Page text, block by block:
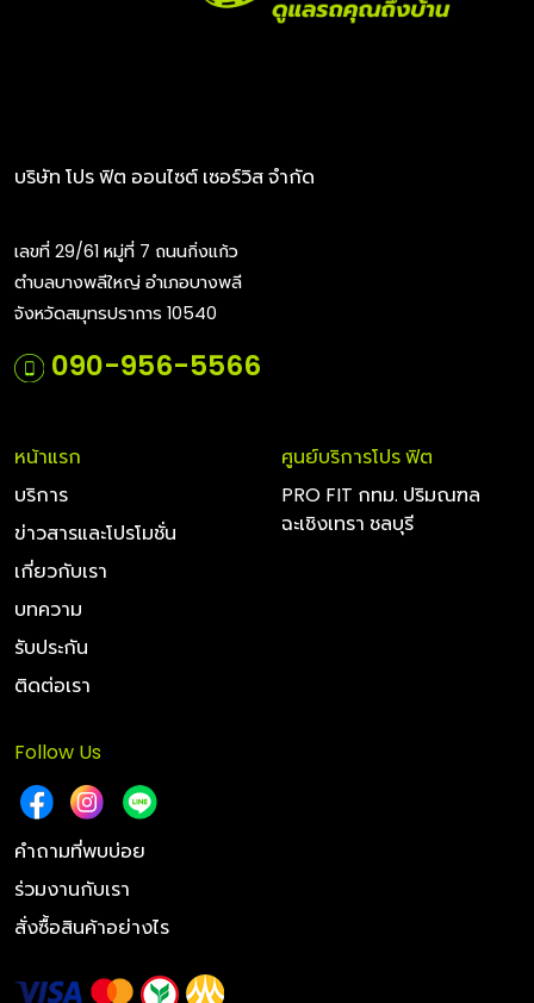
บริษัท โปร ฟิต ออนไซต์ เซอร์วิส จำกัด
เลขที่ 29/61 หมู่ที่ 7 ถนนกิ่งแก้ว
ตำบลบางพลีใหญ่ อำเภอบางพลี
จังหวัดสมุทรปราการ 10540
090-956-5566
หน้าแรก
บริการ
ข่าวสารและโปรโมชั่น
เกี่ยวกับเรา
บทความ
รับประกัน
ติดต่อเรา
ศูนย์บริการโปร ฟิต
PRO FIT กทม. ปริมณฑล
ฉะเชิงเทรา ชลบุรี
Follow Us
คำถามที่พบบ่อย
ร่วมงานกับเรา
สั่งซื้อสินค้าอย่างไร